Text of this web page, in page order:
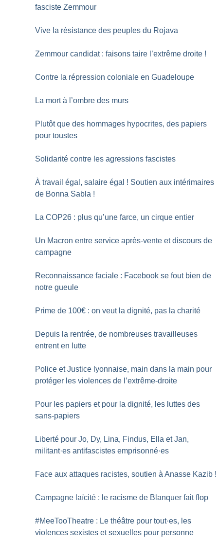
fasciste Zemmour
Vive la résistance des peuples du Rojava
Zemmour candidat : faisons taire l’extrême droite !
Contre la répression coloniale en Guadeloupe
La mort à l’ombre des murs
Plutôt que des hommages hypocrites, des papiers
pour toustes
Solidarité contre les agressions fascistes
À travail égal, salaire égal ! Soutien aux intérimaires
de Bonna Sabla !
La COP26 : plus qu’une farce, un cirque entier
Un Macron entre service après-vente et discours de
campagne
Reconnaissance faciale : Facebook se fout bien de
notre gueule
Prime de 100€ : on veut la dignité, pas la charité
Depuis la rentrée, de nombreuses travailleuses
entrent en lutte
Police et Justice lyonnaise, main dans la main pour
protéger les violences de l’extrême-droite
Pour les papiers et pour la dignité, les luttes des
sans-papiers
Liberté pour Jo, Dy, Lina, Findus, Ella et Jan,
militant·es antifascistes emprisonné·es
Face aux attaques racistes, soutien à Anasse Kazib !
Campagne laïcité : le racisme de Blanquer fait flop
#MeeTooTheatre : Le théâtre pour tout·es, les
violences sexistes et sexuelles pour personne